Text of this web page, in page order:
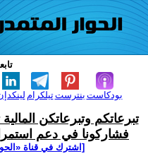
تيلكرامبنترست بودكاست
تبرعاتكم وتبرعاتكن
فشاركونا في دعم
[اشترك في قناة